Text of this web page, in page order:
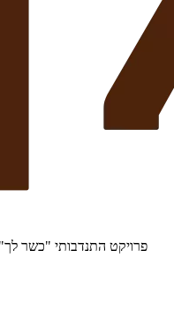
פרויקט התנדבותי "כשר